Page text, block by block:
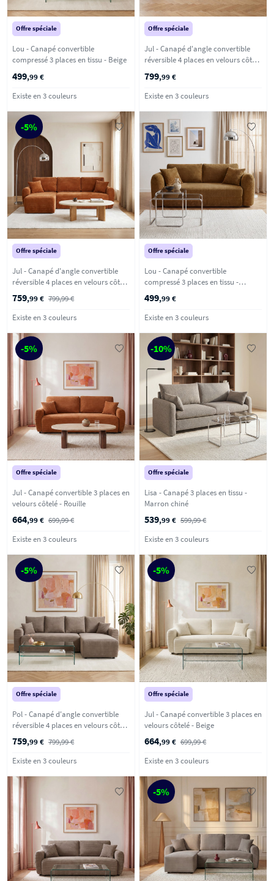
Offre spéciale
Lou - Canapé convertible
compressé 3 places en tissu - Beige
499,99 €
Existe en 3 couleurs
Offre spéciale
Jul - Canapé d'angle convertible
réversible 4 places en velours côtelé
- Beige
799,99 €
Existe en 3 couleurs
-5%
Offre spéciale
Jul - Canapé d'angle convertible
réversible 4 places en velours côtelé
- Rouille
759,99 € 799,99 €
Existe en 3 couleurs
Offre spéciale
Lou - Canapé convertible
compressé 3 places en tissu -
Bronze
499,99 €
Existe en 3 couleurs
-5%
Offre spéciale
Jul - Canapé convertible 3 places en
velours côtelé - Rouille
664,99 € 699,99 €
Existe en 3 couleurs
-10%
Offre spéciale
Lisa - Canapé 3 places en tissu -
Marron chiné
539,99 € 599,99 €
Existe en 3 couleurs
-5%
Offre spéciale
Pol - Canapé d'angle convertible
réversible 4 places en velours côtelé
- Taupe
759,99 € 799,99 €
Existe en 3 couleurs
-5%
Offre spéciale
Jul - Canapé convertible 3 places en
velours côtelé - Beige
664,99 € 699,99 €
Existe en 3 couleurs
-5%